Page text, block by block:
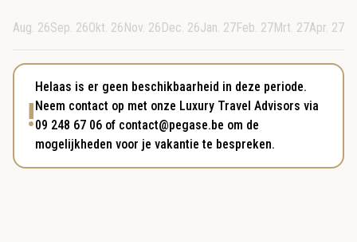
Aug. 26Sep. 26Okt. 26 Nov. 26 Dec. 26Jan. 27Feb. 27Mrt. 27Apr. 27
!
Helaas is er geen beschikbaarheid in deze periode.
Neem contact op met onze Luxury Travel Advisors via
09 248 67 06 of contact@pegase.be om de
mogelijkheden voor je vakantie te bespreken.